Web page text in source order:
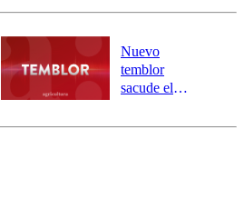
y 317
aisladas entre
Valparaíso y
Los Ríos
Nuevo
temblor
sacude el
revisa la